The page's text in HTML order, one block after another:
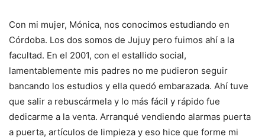
Con mi mujer, Mónica, nos conocimos estudiando en
Córdoba. Los dos somos de Jujuy pero fuimos ahí a la
facultad. En el 2001, con el estallido social,
lamentablemente mis padres no me pudieron seguir
bancando los estudios y ella quedó embarazada. Ahí tuve
que salir a rebuscármela y lo más fácil y rápido fue
dedicarme a la venta. Arranqué vendiendo alarmas puerta
a puerta, artículos de limpieza y eso hice que forme mi